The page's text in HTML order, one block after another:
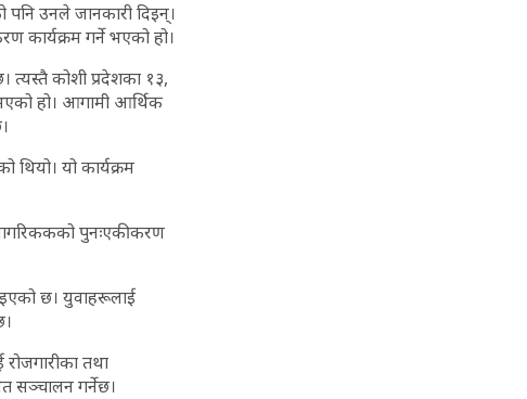
उनले जानकारी दिइन्।
कार्यक्रम गर्ने भएको हो।
त्यस्तै कोशी प्रदेशका १३,
हो। आगामी आर्थिक
यो कार्यक्रम
नागरिककको पुनःएकीकरण
छ। युवाहरूलाई
तथा
सञ्चालन गर्नेछ।